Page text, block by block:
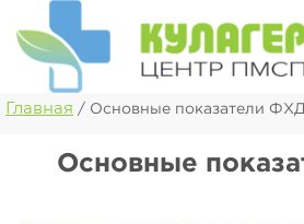
Главная / Основные показатели ФХД
Основные